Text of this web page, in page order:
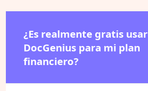
¿Es realmente gratis usar
DocGenius para mi plan
financiero?